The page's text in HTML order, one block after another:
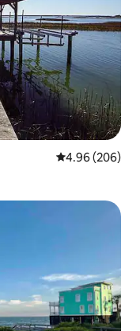
Calificación
4.96 (206)